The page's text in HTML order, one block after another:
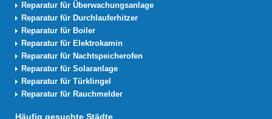
Reparatur für Überwachungsanlage
Reparatur für Durchlauferhitzer
Reparatur für Boiler
Reparatur für Elektrokamin
Reparatur für Nachtspeicherofen
Reparatur für Solaranlage
Reparatur für Türklingel
Reparatur für Rauchmelder
Häufig gesuchte Städte